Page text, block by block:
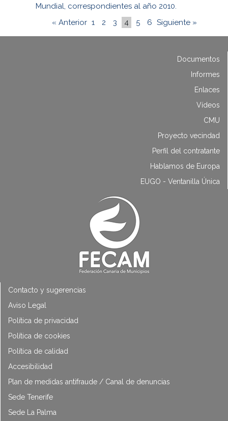
Mundial, correspondientes al año 2010.
« Anterior 1 2 3 4 5 6 Siguiente »
Documentos
Informes
Enlaces
Vídeos
CMU
Proyecto vecindad
Perfil del contratante
Hablamos de Europa
EUGO - Ventanilla Única
Contacto y sugerencias
Aviso Legal
Política de privacidad
Política de cookies
Política de calidad
Accesibilidad
Plan de medidas antifraude / Canal de denuncias
Sede Tenerife
Sede La Palma